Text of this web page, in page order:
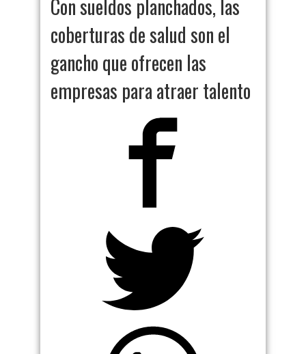
Con sueldos planchados, las
coberturas de salud son el
gancho que ofrecen las
empresas para atraer talento